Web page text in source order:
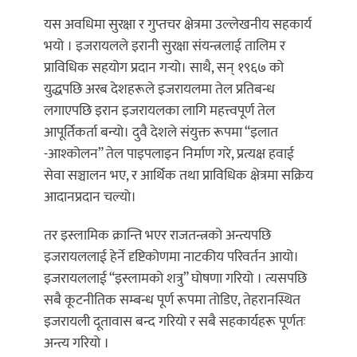
यस अवधिमा सुरक्षा र गुप्तचर क्षेत्रमा उल्लेखनीय सहकार्य
भयो । इजरायलले इरानी सुरक्षा संयन्त्रलाई तालिम र
प्राविधिक सहयोग प्रदान गर्‍यो। साथै, सन् १९६७ को
युद्धपछि अरब देशहरूले इजरायलमा तेल प्रतिबन्ध
लगाएपछि इरान इजरायलका लागि महत्त्वपूर्ण तेल
आपूर्तिकर्ता बन्यो। दुवै देशले संयुक्त रूपमा “इलात
-आश्कोलन” तेल पाइपलाइन निर्माण गरे, प्रत्यक्ष हवाई
सेवा सञ्चालन भए, र आर्थिक तथा प्राविधिक क्षेत्रमा सक्रिय
आदानप्रदान चल्यो।
तर इस्लामिक क्रान्ति भएर राजतन्त्रको अन्त्यपछि
इजरायललाई हेर्ने दृष्टिकोणमा नाटकीय परिवर्तन आयो।
इजरायललाई “इस्लामको शत्रु” घोषणा गरियो । त्यसपछि
सबै कूटनीतिक सम्बन्ध पूर्ण रूपमा तोडिए, तेहरानस्थित
इजरायली दूतावास बन्द गरियो र सबै सहकार्यहरू पूर्णतः
अन्त्य गरियो ।